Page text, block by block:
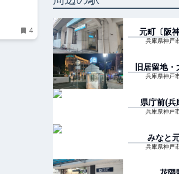
4 元町〔阪
兵庫県神戸
旧居留地
兵庫県神戸
県庁前(兵
兵庫県神戸
みなと
兵庫県神戸